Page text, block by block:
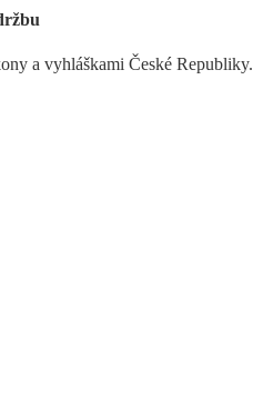
a vyhláškami České Republiky.